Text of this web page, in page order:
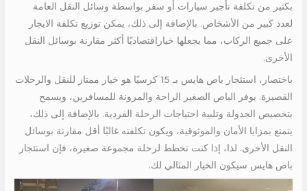
بكثير من تكلفة تأجير سيارات أو سفر بواسطة وسائل النقل العامة
لعدد كبير من الأشخاص. بالإضافة إلى ذلك، يمكن توزيع تكلفة الايجار
على جميع الركاب، مما يجعلها خياراقتصاديًا أكثر مقارنة بوسائل النقل
الأخرى.
باختصار، استئجار باص هايس بـ 15 كرسيًا هو خيار ممتاز للنقل والرحلات
القصيرة. يوفر الباص الصغير الراحة والمرونة للمسافرين، ويسمح
بتخصيص الجدولة وتلبية احتياجات الرحلة الفردية. بالإضافة إلى ذلك،
يتمتع بمزايا الأمان والموثوقية، ويكون تكلفته غالبًا أقل مقارنة بوسائل
النقل الأخرى. لذا، إذا كنت تخطط لرحلة مجموعة صغيرة، فإن استئجار
باص هايس سيكون الخيار المثالي لك.